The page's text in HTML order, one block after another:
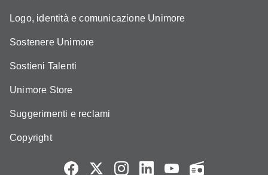
Logo, identità e comunicazione Unimore
Sostenere Unimore
Sostieni Talenti
Unimore Store
Suggerimenti e reclami
Copyright